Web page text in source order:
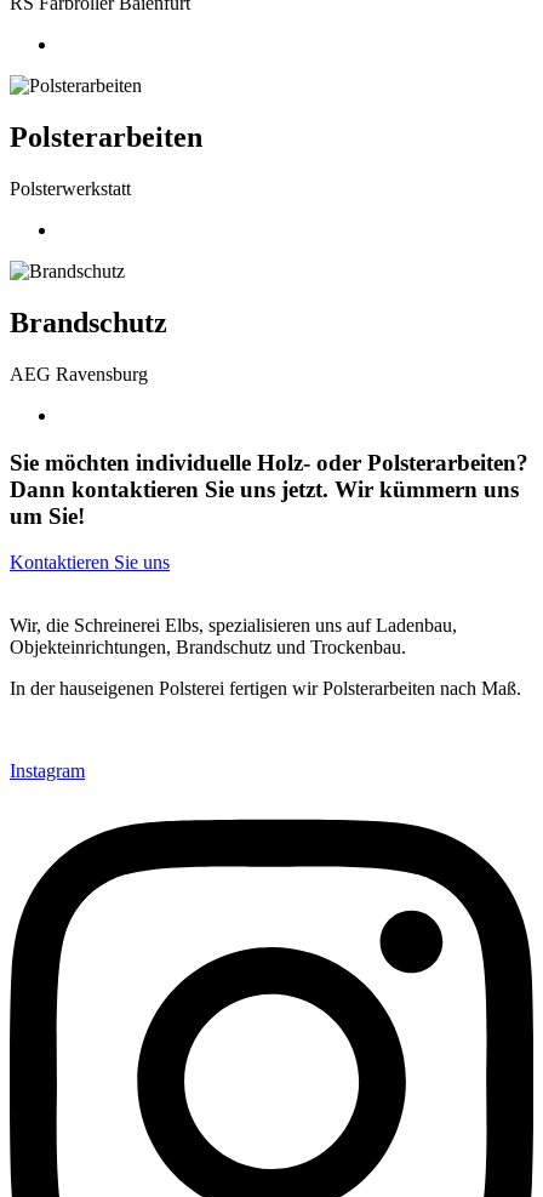
Polsterarbeiten
Polsterwerkstatt
Brandschutz
AEG Ravensburg
Sie möchten individuelle Holz- oder Polsterarbeiten?
Dann kontaktieren Sie uns jetzt. Wir kümmern uns
um Sie!
Kontaktieren Sie uns
Wir, die Schreinerei Elbs, spezialisieren uns auf Ladenbau,
Objekteinrichtungen, Brandschutz und Trockenbau.
In der hauseigenen Polsterei fertigen wir Polsterarbeiten nach Maß.
Instagram